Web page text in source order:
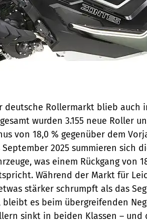
deutsche Rollermarkt blieb auch
wurden 3.155 neue Roller
von 18,0 % gegenüber dem
September 2025 summieren sich
was einem Rückgang von
Während der Markt für
stärker schrumpft als das
bleibt es beim übergreifenden
sinkt in beiden Klassen –